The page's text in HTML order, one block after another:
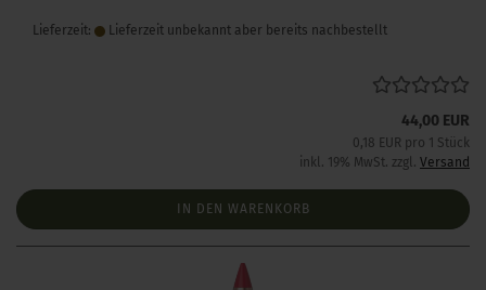
Lieferzeit: Lieferzeit unbekannt aber bereits nachbestellt
44,00 EUR
0,18 EUR pro 1 Stück
inkl. 19% MwSt. zzgl. Versand
IN DEN WARENKORB